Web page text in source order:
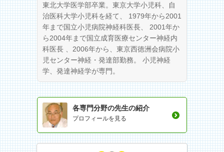
東北大学医学部卒業。東京大学小児科、自
治医科大学小児科を経て、 1979年から2001
年まで国立小児病院神経科医長、 2001年か
ら2004年まで国立成育医療センター神経内
科医長 、2006年から、東京西徳洲会病院小
児センター神経・発達部勤務。 小児神経
学、発達神経学が専門。
各専門分野の先生の紹介
プロフィールを見る